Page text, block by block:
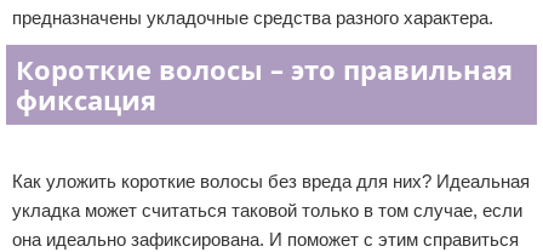
предназначены укладочные средства разного характера.
Короткие волосы – это правильная
фиксация
Как уложить короткие волосы без вреда для них? Идеальная
укладка может считаться таковой только в том случае, если
она идеально зафиксирована. И поможет с этим справиться